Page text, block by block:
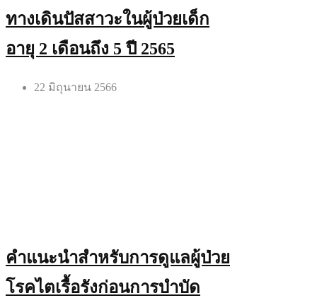
ทางเดินปัสสาวะในผู้ป่วยเด็ก
อายุ 2 เดือนถึง 5 ปี 2565
22 มิถุนายน 2566
คำแนะนำสำหรับการดูแลผู้ป่วย
โรคไตเรื้อรังก่อนการบำบัด